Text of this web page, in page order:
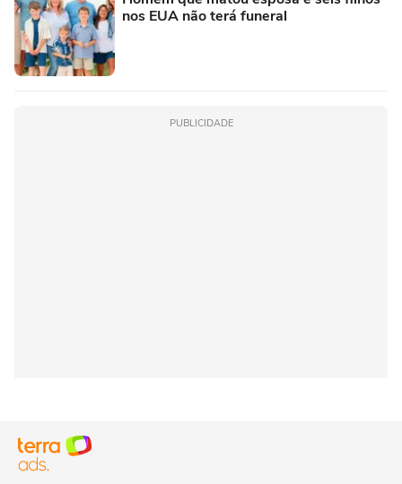
nos EUA não terá funeral
PUBLICIDADE